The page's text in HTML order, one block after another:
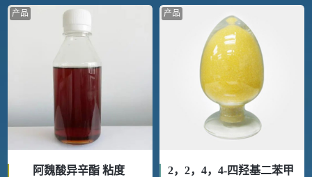
产品
阿魏酸异辛酯 粘度
产品
2，2，4，4-四羟基二苯甲